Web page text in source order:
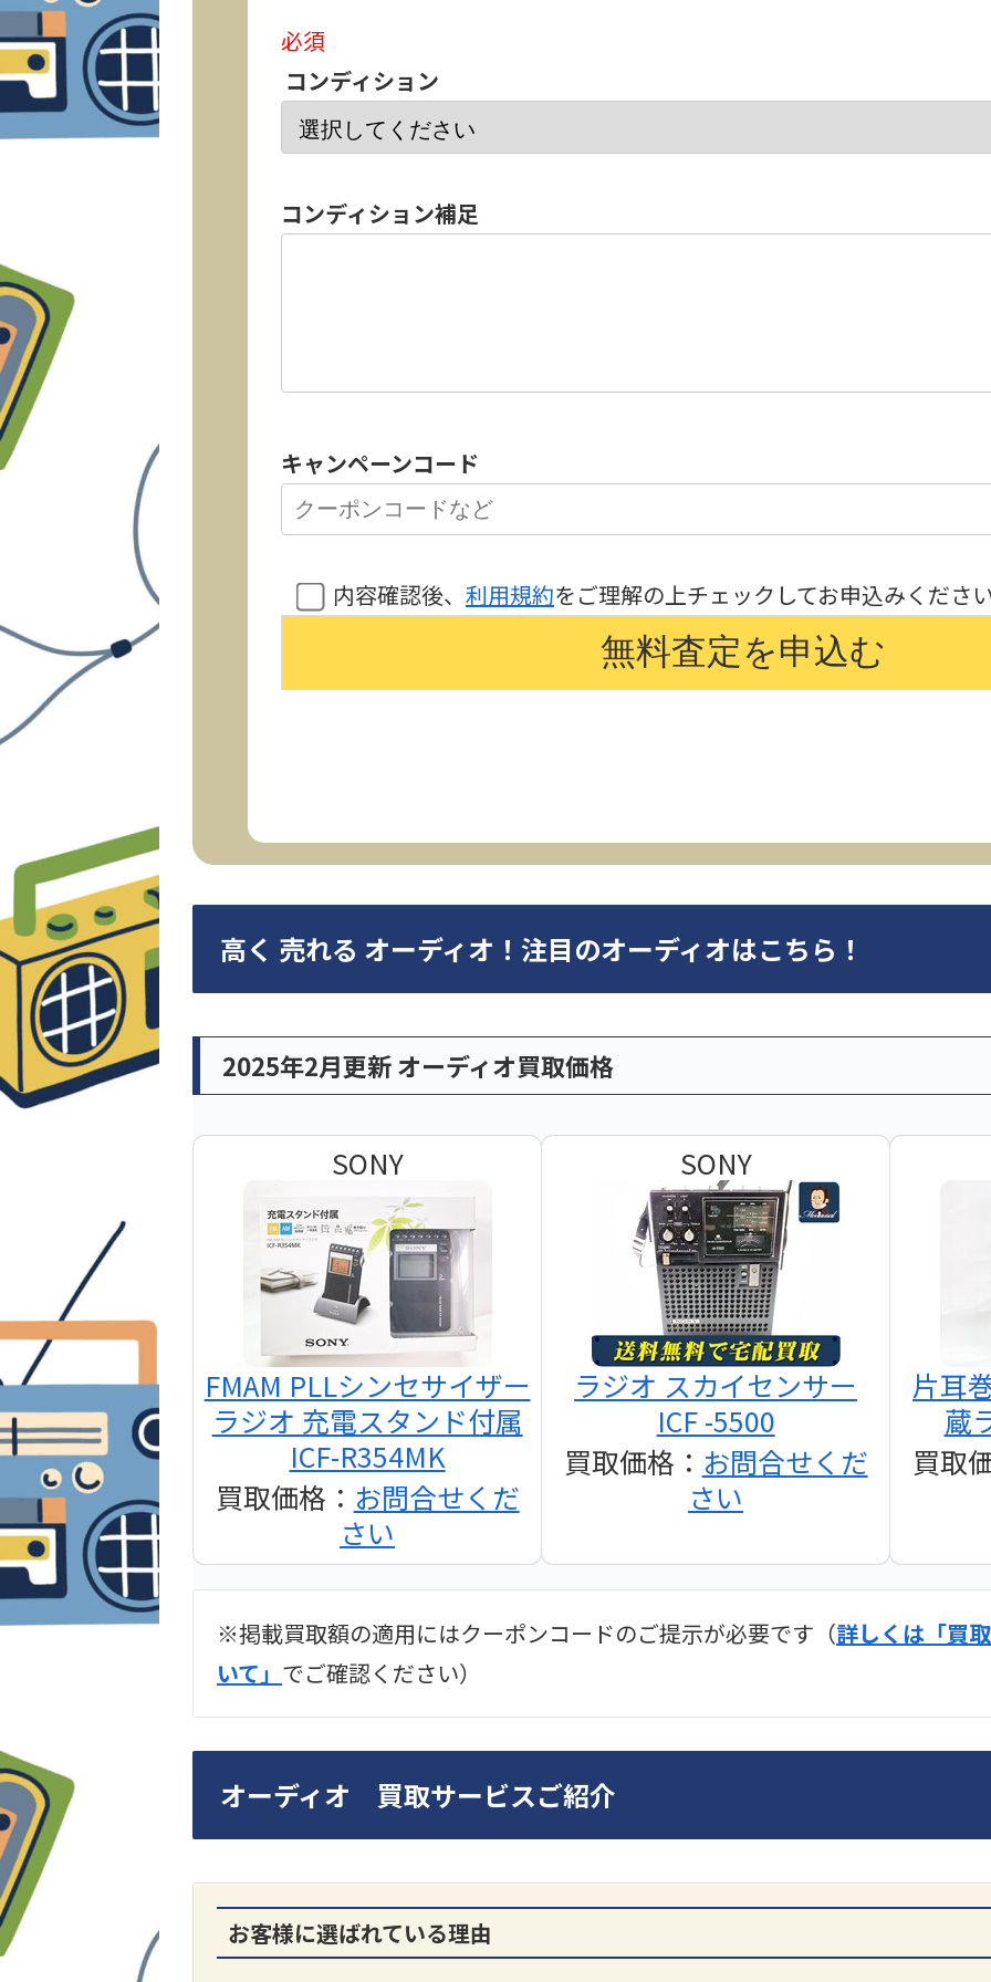
必須
コンディション
コンディション補足
キャンペーンコード
内容確認後、 利用規約をご理解の上チェックしてお申込みくださ
高く 売れる オーディオ！注目のオーディオはこちら！
2025年2月更新 オーディオ買取価格
SONY
FMAM PLLシンセサイザー
ラジオ 充電スタンド付属
ICF-R354MK
買取価格： お問合せくだ
さい
SONY
ラジオ スカイセンサー
ICF -5500
買取価格： お問合せくだ
さい
片耳
蔵
買取
2024年12月更新 オーディオ買取価格
LUXKIT
A3300 真空管プリアンプ
SONY
※掲載買取額の適用にはクーポンコードのご提示が必要です（詳しくは「買
いて」 でご確認ください）
オーディオ 買取サービスご紹介
お客様に選ばれている理由